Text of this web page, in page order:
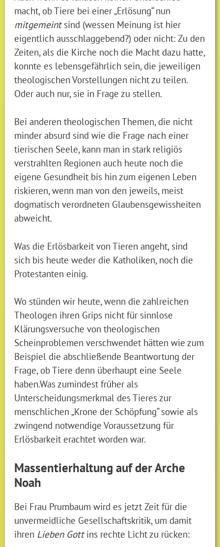
macht, ob Tiere bei einer „Erlösung“ nun
mitgemeintsind (wessen Meinung ist hier
eigentlich ausschlaggebend?) oder nicht: Zu den
Zeiten, als die Kirche noch die Macht dazu hatte,
konnte es lebensgefährlich sein, die jeweiligen
theologischen Vorstellungen nicht zu teilen.
Oder auch nur, sie in Frage zu stellen.
Bei anderen theologischen Themen, die nicht
minder absurd sind wie die Frage nach einer
tierischen Seele, kann man in stark religiös
verstrahlten Regionen auch heute noch die
eigene Gesundheit bis hin zum eigenen Leben
riskieren, wenn man von den jeweils, meist
dogmatisch verordneten Glaubensgewissheiten
abweicht.
Was die Erlösbarkeit von Tieren angeht, sind
sich bis heute weder die Katholiken, noch die
Protestanten einig.
Wo stünden wir heute, wenn die zahlreichen
Theologen ihren Grips nicht für sinnlose
Klärungsversuche von theologischen
Scheinproblemen verschwendet hätten wie zum
Beispiel die abschließende Beantwortung der
Frage, ob Tiere denn überhaupt eine Seele
haben.Was zumindest früher als
Unterscheidungsmerkmal des Tieres zur
menschlichen „Krone der Schöpfung“ sowie als
zwingend notwendige Voraussetzung für
Erlösbarkeit erachtet worden war.
Massentierhaltung auf der Arche
Noah
Bei Frau Prumbaum wird es jetzt Zeit für die
unvermeidliche Gesellschaftskritik, um damit
ihren Lieben Gott ins rechte Licht zu rücken: